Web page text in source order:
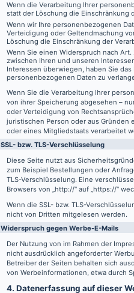
Wenn die Verarbeitung Ihrer
statt der Löschung die Einschränkung
Wenn wir Ihre personenbezogenen
Verteidigung oder Geltendmachung
Löschung die Einschränkung der
Wenn Sie einen Widerspruch nach
zwischen Ihren und unseren
Interessen überwiegen, haben Sie
personenbezogenen Daten zu
Wenn Sie die Verarbeitung Ihrer
von ihrer Speicherung abgesehen –
oder Verteidigung von
juristischen Person oder aus
oder eines Mitgliedstaats verarbeitet
SSL- bzw. TLS-Verschlüsselung
Diese Seite nutzt aus
zum Beispiel Bestellungen oder
TLS-Verschlüsselung. Eine
Browsers von „http://“ auf „https://“
Wenn die SSL- bzw. TLS-
nicht von Dritten mitgelesen werden.
Widerspruch gegen Werbe-E-Mails
Der Nutzung von im Rahmen der
nicht ausdrücklich angeforderter
Betreiber der Seiten behalten sich
von Werbeinformationen, etwa durch
4. Datenerfassung auf dieser